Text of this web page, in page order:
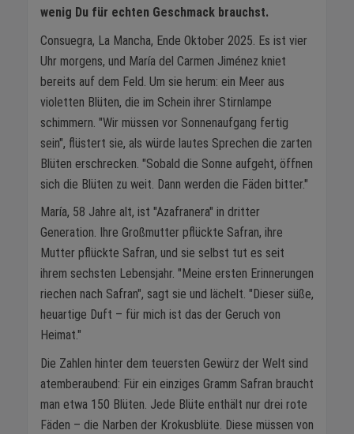
wenig Du für echten Geschmack brauchst.
Consuegra, La Mancha, Ende Oktober 2025. Es ist vier
Uhr morgens, und María del Carmen Jiménez kniet
bereits auf dem Feld. Um sie herum: ein Meer aus
violetten Blüten, die im Schein ihrer Stirnlampe
schimmern. "Wir müssen vor Sonnenaufgang fertig
sein", flüstert sie, als würde lautes Sprechen die zarten
Blüten erschrecken. "Sobald die Sonne aufgeht, öffnen
sich die Blüten zu weit. Dann werden die Fäden bitter."
María, 58 Jahre alt, ist "Azafranera" in dritter
Generation. Ihre Großmutter pflückte Safran, ihre
Mutter pflückte Safran, und sie selbst tut es seit
ihrem sechsten Lebensjahr. "Meine ersten Erinnerungen
riechen nach Safran", sagt sie und lächelt. "Dieser süße,
heuartige Duft – für mich ist das der Geruch von
Heimat."
Die Zahlen hinter dem teuersten Gewürz der Welt sind
atemberaubend: Für ein einziges Gramm Safran braucht
man etwa 150 Blüten. Jede Blüte enthält nur drei rote
Fäden – die Narben der Krokusblüte. Diese müssen von